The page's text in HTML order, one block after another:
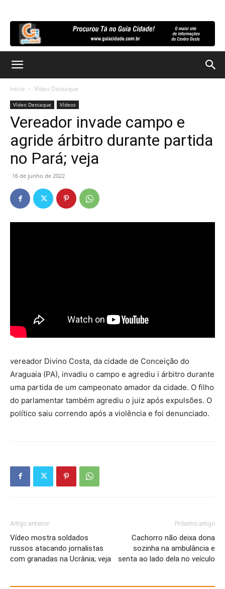
Início Vídeo Destaque
Vídeo Destaque Vídeos
Vereador invade campo e
agride árbitro durante partida
no Pará; veja
16 de junho de 2022
vereador Divino Costa, da cidade de Conceição do
Araguaia (PA), invadiu o campo e agrediu i árbitro durante
uma partida de um campeonato amador da cidade. O filho
do parlamentar também agrediu o juiz após expulsões. O
político saiu correndo após a violência e foi denunciado.
Artigo anterior
Vídeo mostra soldados
russos atacando jornalistas
com granadas na Ucrânia; veja
Próximo artigo
Cachorro não deixa dona
sozinha na ambulância e
senta ao lado dela no veículo